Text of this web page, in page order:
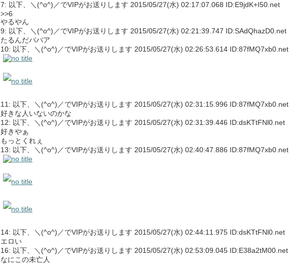
7: 以下、＼(^o^)／でVIPがお送りします 2015/05/27(水) 02:17:07.068 ID:E9jdK+I50.net
>>6
やるやん
9: 以下、＼(^o^)／でVIPがお送りします 2015/05/27(水) 02:21:39.747 ID:SAdQhazD0.net
たるんだババア
10: 以下、＼(^o^)／でVIPがお送りします 2015/05/27(水) 02:26:53.614 ID:87fMQ7xb0.net
11: 以下、＼(^o^)／でVIPがお送りします 2015/05/27(水) 02:31:15.996 ID:87fMQ7xb0.net
好きな人いないのかな
12: 以下、＼(^o^)／でVIPがお送りします 2015/05/27(水) 02:31:39.446 ID:dsKTtFNl0.net
好きやぁ
もっとくれぇ
13: 以下、＼(^o^)／でVIPがお送りします 2015/05/27(水) 02:40:47.886 ID:87fMQ7xb0.net
14: 以下、＼(^o^)／でVIPがお送りします 2015/05/27(水) 02:44:11.975 ID:dsKTtFNl0.net
エロい
16: 以下、＼(^o^)／でVIPがお送りします 2015/05/27(水) 02:53:09.045 ID:E38a2tM00.net
なにこの未亡人